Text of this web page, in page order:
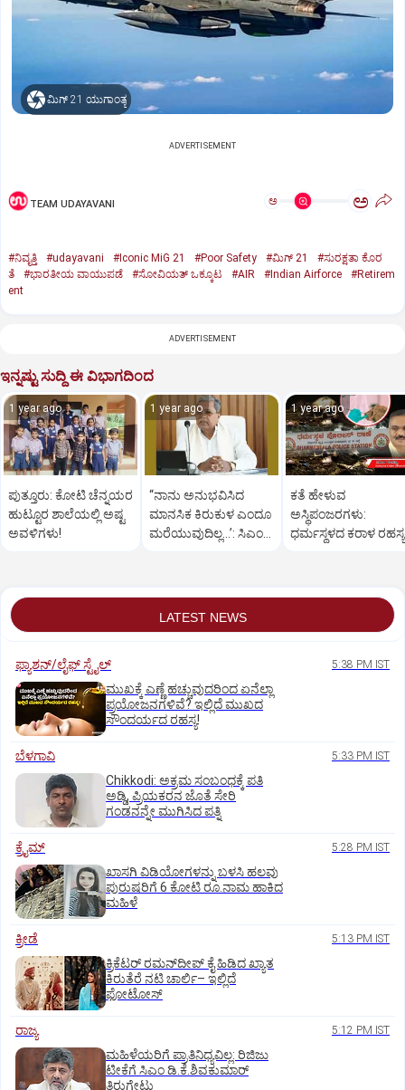
ಮಿಗ್‌ 21 ಯುಗಾಂತ್ಯ
ADVERTISEMENT
TEAM UDAYAVANI ಅ ಅ
#ನಿವೃತ್ತಿ #udayavani #Iconic MiG 21 #Poor Safety #ಮಿಗ್‌ 21
#ಸುರಕ್ಷತಾ ಕೊರ
ತೆ
#ಭಾರತೀಯ ವಾಯುಪಡೆ #ಸೋವಿಯತ್‌ ಒಕ್ಕೂಟ #AIR #Indian Airforce
#Retirem
ent
ADVERTISEMENT
ಇನ್ನಷ್ಟು ಸುದ್ದಿ ಈ ವಿಭಾಗದಿಂದ
1 year ago
ಪುತ್ತೂರು: ಕೋಟಿ ಚೆನ್ನಯರ
ಹುಟ್ಟೂರ ಶಾಲೆಯಲ್ಲಿ ಅಷ್ಟ
ಅವಳಿಗಳು!
1 year ago
“ನಾನು ಅನುಭವಿಸಿದ
ಮಾನಸಿಕ ಕಿರುಕುಳ ಎಂದೂ
ಮರೆಯುವುದಿಲ್ಲ…’: ಸಿಎಂ
1 year ago
ಕತೆ ಹೇಳುವ
ಅಸ್ಥಿಪಂಜರಗಳು:
ಧರ್ಮಸ್ಥಳದ‌ ಕರಾಳ ರಹಸ್ಯ
LATEST NEWS
ಫ್ಯಾಶನ್/ಲೈಫ್‌ ಸ್ಟೈಲ್ 5:38 PM IST
ಮುಖಕ್ಕೆ ಎಣ್ಣೆ ಹಚ್ಚುವುದರಿಂದ ಏನೆಲ್ಲಾ
ಪ್ರಯೋಜನಗಳಿವೆ? ಇಲ್ಲಿದೆ ಮುಖದ
ಸೌಂದರ್ಯದ ರಹಸ್ಯ!
ಬೆಳಗಾವಿ 5:33 PM IST
Chikkodi: ಅಕ್ರಮ ಸಂಬಂಧಕ್ಕೆ ಪತಿ
ಅಡ್ಡಿ, ಪ್ರಿಯಕರನ ಜೊತೆ ಸೇರಿ
ಗಂಡನನ್ನೇ ಮುಗಿಸಿದ ಪತ್ನಿ
ಕ್ರೈಮ್ 5:28 PM IST
ಖಾಸಗಿ ವಿಡಿಯೋಗಳನ್ನು ಬಳಸಿ ಹಲವು
ಪುರುಷರಿಗೆ 6 ಕೋಟಿ ರೂ.ನಾಮ ಹಾಕಿದ
ಮಹಿಳೆ
ಕ್ರೀಡೆ 5:13 PM IST
ಕ್ರಿಕೆಟರ್‌ ರಮನ್‌ದೀಪ್‌ ಕೈ ಹಿಡಿದ ಖ್ಯಾತ
ಕಿರುತೆರೆ ನಟಿ ಚಾರ್ಲಿ– ಇಲ್ಲಿದೆ
ಫೋಟೋಸ್
ರಾಜ್ಯ 5:12 PM IST
ಮಹಿಳೆಯರಿಗೆ ಪ್ರಾತಿನಿಧ್ಯವಿಲ್ಲ: ರಿಜಿಜು
ಟೀಕೆಗೆ ಸಿಎಂ ಡಿ.ಕೆ.ಶಿವಕುಮಾರ್
ತಿರುಗೇಟು